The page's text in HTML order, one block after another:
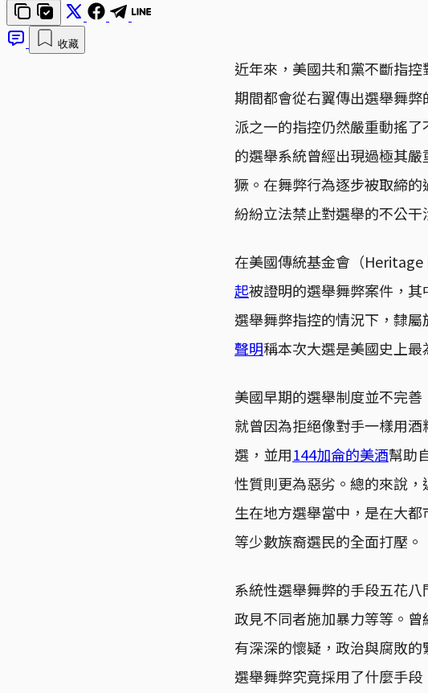
收藏
近年來，美國共和黨不斷指
期間都會從右翼傳出選舉舞
派之一的指控仍然嚴重動搖
的選舉系統曾經出現過極其
獗。在舞弊行為逐步被取締
紛紛立法禁止對選舉的不公
在美國傳統基金會（
起被證明的選舉舞弊案件，其
選舉舞弊指控的情況下，隸
聲明稱本次大選是美國史上最
美國早期的選舉制度並不完
就曾因為拒絕像對手一樣用
選，並用144加侖的美酒幫助
性質則更為惡劣。總的來說
生在地方選舉當中，是在大
等少數族裔選民的全面打壓。
系統性選舉舞弊的手段五花
政見不同者施加暴力等等。
有深深的懷疑，政治與腐敗
選舉舞弊究竟採用了什麼手